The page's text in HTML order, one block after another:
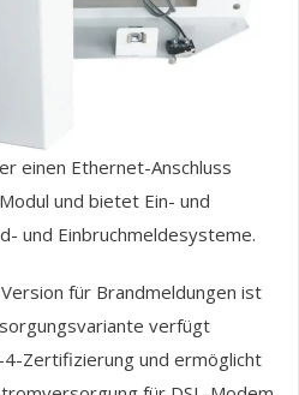
einen Ethernet-Anschluss
und bietet Ein- und
und Einbruchmeldesysteme.
für Brandmeldungen ist
verfügt
Zertifizierung und ermöglicht